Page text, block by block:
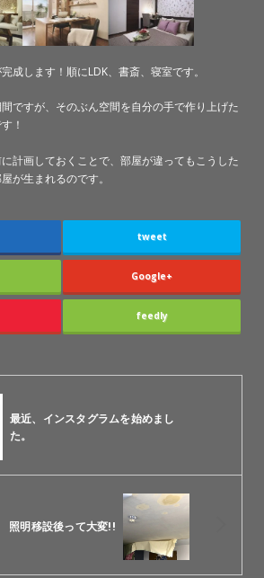
成します！順にLDK、書斎、寝室です。
ですが、そのぶん空間を自分の手で作り上げた
！
計画しておくことで、部屋が違ってもこうした
が生まれるのです。
tweet
Google+
feedly
最近、インスタグラムを始めまし
た。
照明移設後って大変!!